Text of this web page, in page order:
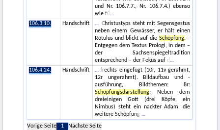
und Nr. 106.7.7., Nr. 106.7.4.) ebenso
wie fü
106.3.10.
Handschrift
Christustyps steht mit Segensgestus
neben einem Gewässer, er hält einen
Rotulus und blickt auf die Schöpfung. –
Entgegen dem Textus Prologi, in dem –
der Sachsenspiegeltradition
entsprechend – der Fokus auf d
106.4.24.
Handschrift
drechts eingefügt (10r, 11v gerahmt,
12r ungerahmt). Bildaufbau und -
ausführung, Bildthemen: 8r:
Schöpfungsdarstellung: Neben dem
dreieinigen Gott (drei Köpfe, ein
Nimbus) steht ein nackter Adam, die
weitere Schöpfung
Vorige Seite
1 Nächste Seite